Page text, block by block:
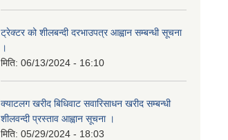
ट्रेक्टर को शीलबन्दी दरभाउपत्र आह्वान सम्बन्धी सूचना
।
मिति: 06/13/2024 - 16:10
क्याटलग खरीद बिधिवाट सवारिसाधन खरीद सम्बन्धी
शीलवन्दी प्रस्ताव आह्वान सूचना ।
मिति: 05/29/2024 - 18:03